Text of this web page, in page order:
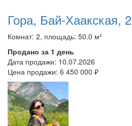
Гора, Бай-Хаакская, 2
Комнат: 2, площадь: 50.0 м²
Продано за 1 день
Дата продажи: 10.07.2026
Цена продажи: 6 450 000 ₽